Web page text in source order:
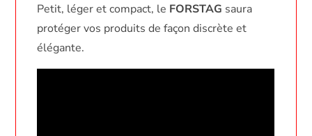
Petit, léger et compact, le FORSTAG saura
protéger vos produits de façon discrète et
élégante.